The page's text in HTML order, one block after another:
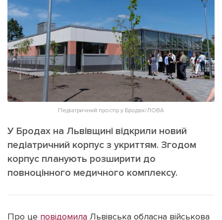
ІНШЕ
Інтерв'ю
Картки
Репортаж
Розслідування
Лонгріди
Прес-релізи
Фото/Відео
Made in Lviv
Зв'язатися з нами
Політика конфіденційності
Педіатричний простір у Бродах/ЛОВА
У Бродах на Львівщині відкрили новий
педіатричний корпус з укриттям. Згодом
корпус планують розширити до
повноцінного медичного комплексу.
Про це повідомила Львівська обласна військова